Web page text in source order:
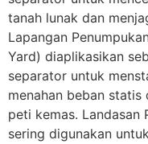
tanah lunak dan
Lapangan
Yard) diaplikasikan
separator untuk
menahan beban
peti kemas. Landasan
sering digunakan